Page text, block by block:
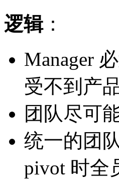
逻辑：
Manager
受不到产
团队尽可
统一的团
pivot 时全